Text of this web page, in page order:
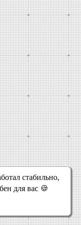
стабильно,
для вас 🍪